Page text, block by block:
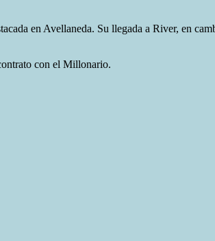
en Avellaneda. Su llegada a River, en
con el Millonario.